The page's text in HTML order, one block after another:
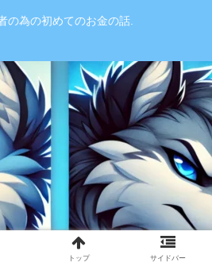
の為の初めてのお金の話.
トップ サイドバー